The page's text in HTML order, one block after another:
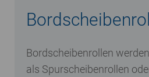
Bordscheibenrollen
als Spurscheibenrollen